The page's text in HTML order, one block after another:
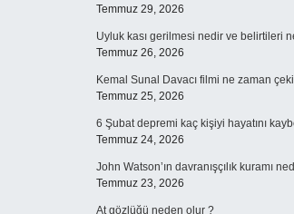
Temmuz 29, 2026
Uyluk kası gerilmesi nedir ve belirtileri
Temmuz 26, 2026
Kemal Sunal Davacı filmi ne zaman
Temmuz 25, 2026
6 Şubat depremi kaç kişiyi hayatını
Temmuz 24, 2026
John Watson’ın davranışçılık kuramı
Temmuz 23, 2026
At gözlüğü neden olur ?